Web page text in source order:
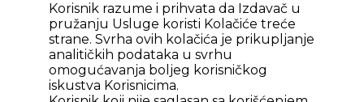
Korisnik razume i prihvata da Izdavač u
pružanju Usluge koristi Kolačiće treće
strane. Svrha ovih kolačića je prikupljanje
analitičkih podataka u svrhu
omogućavanja boljeg korisničkog
iskustva Korisnicima.